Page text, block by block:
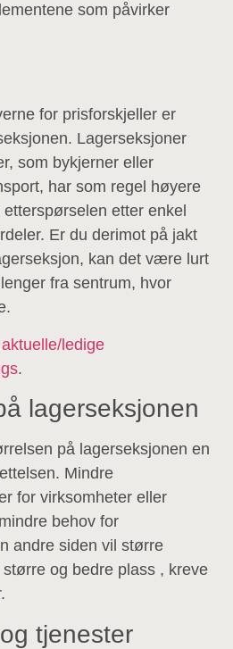
som påvirker
for prisforskjeller er
Lagerseksjoner
som bykjerner eller
har som regel høyere
etter enkel
Er du derimot på jakt
kan det være lurt
fra sentrum, hvor
ledige
.
lagerseksjonen
på lagerseksjonen en
Mindre
for virksomheter eller
behov for
andre siden vil større
større og bedre plass , kreve
tjenester